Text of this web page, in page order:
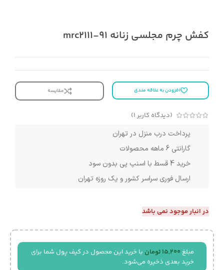
کفش چرم مجلسی زنانه mrc2111-91
افزودن به علاقه مندی مقایسه
(دیدگاه کاربر 1
)
پرداخت درب منزل در تهران
گارانتی 6 ماهه محصولات
خرید 4 قسط با اسنپ پی بدون سود
ارسال فوری سراسر کشور و یک روزه تهران
در انبار موجود نمی باشد
مبلغ 15,200 تومان با خرید این محصول در کیف پول شما برای
خرید بعدی ذخیره می‌شود.